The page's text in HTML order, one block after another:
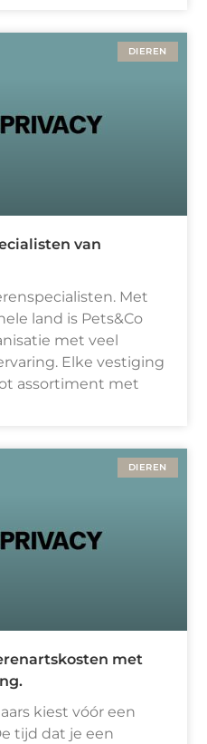
DIEREN
van
Met
land is Pets&Co
met veel
Elke vestiging
assortiment met
DIEREN
met
kiest vóór een
tijd dat je een